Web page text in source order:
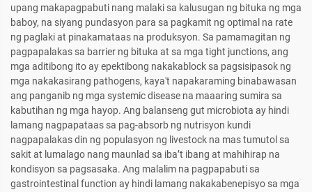
upang makapagpabuti nang malaki sa kalusugan ng bituka ng mga
baboy, na siyang pundasyon para sa pagkamit ng optimal na rate
ng paglaki at pinakamataas na produksyon. Sa pamamagitan ng
pagpapalakas sa barrier ng bituka at sa mga tight junctions, ang
mga aditibong ito ay epektibong nakakablock sa pagsisipasok ng
mga nakakasirang pathogens, kaya't napakaraming binabawasan
ang panganib ng mga systemic disease na maaaring sumira sa
kabutihan ng mga hayop. Ang balanseng gut microbiota ay hindi
lamang nagpapataas sa pag-absorb ng nutrisyon kundi
nagpapalakas din ng populasyon ng livestock na mas tumutol sa
sakit at lumalago nang maunlad sa iba’t ibang at mahihirap na
kondisyon sa pagsasaka. Ang malalim na pagpapabuti sa
gastrointestinal function ay hindi lamang nakakabenepisyo sa mga